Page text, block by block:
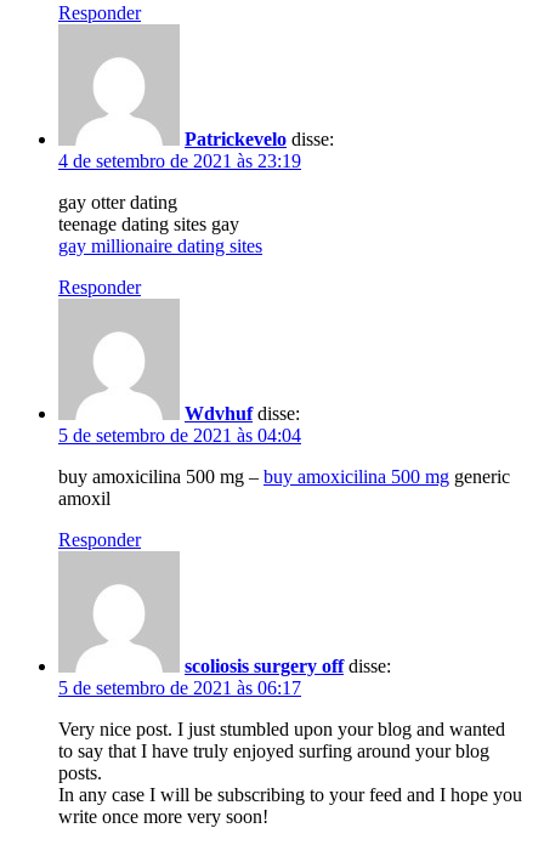
Responder
Patrickevelo disse:
4 de setembro de 2021 às 23:19
gay otter dating
teenage dating sites gay
gay millionaire dating sites
Responder
Wdvhuf disse:
5 de setembro de 2021 às 04:04
buy amoxicilina 500 mg – buy amoxicilina 500 mg generic
amoxil
Responder
scoliosis surgery off disse:
5 de setembro de 2021 às 06:17
Very nice post. I just stumbled upon your blog and wanted
to say that I have truly enjoyed surfing around your blog
posts.
In any case I will be subscribing to your feed and I hope you
write once more very soon!